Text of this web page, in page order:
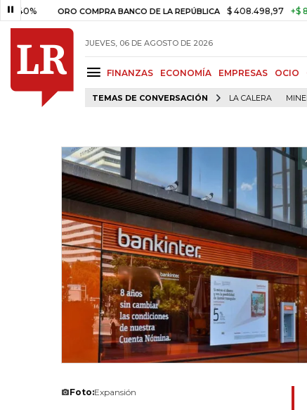
ORO COMPRA BANCO DE LA REPÚBLICA $ 408.498,97 +$ 8.753,81
JUEVES, 06 DE AGOSTO DE 2026
FINANZAS ECONOMÍA EMPRESAS OCIO
TEMAS DE CONVERSACIÓN LA CALERA
Foto:Expansión